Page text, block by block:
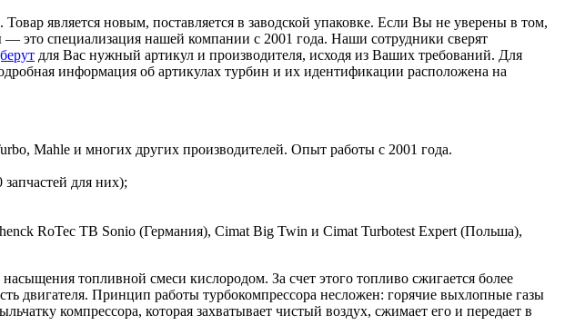
является новым, поставляется в заводской упаковке. Если Вы не уверены в том,
это специализация нашей компании с 2001 года. Наши сотрудники сверят
для Вас нужный артикул и производителя, исходя из Ваших требований. Для
информация об артикулах турбин и их идентификации расположена на
Mahle и многих других производителей. Опыт работы с 2001 года.
для них);
RoTec TB Sonio (Германия), Cimat Big Twin и Cimat Turbotest Expert (Польша),
топливной смеси кислородом. За счет этого топливо сжигается более
двигателя. Принцип работы турбокомпрессора несложен: горячие выхлопные газы
компрессора, которая захватывает чистый воздух, сжимает его и передает в